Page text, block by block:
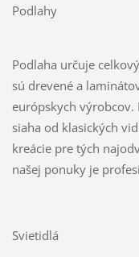
Podlahy
Podlaha určuje
sú drevené a
európskych
siaha od klasických
kreácie pre tých
našej ponuky je
Svietidlá